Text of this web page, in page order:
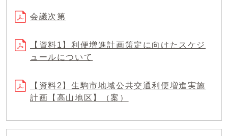
会議次第
【資料1】利便増進計画策定に向けたスケジ
ュールについて
【資料2】生駒市地域公共交通利便増進実施
計画【高山地区】（案）